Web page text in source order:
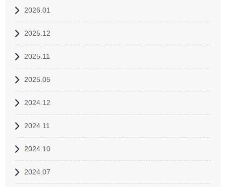
2026.01
2025.12
2025.11
2025.05
2024.12
2024.11
2024.10
2024.07